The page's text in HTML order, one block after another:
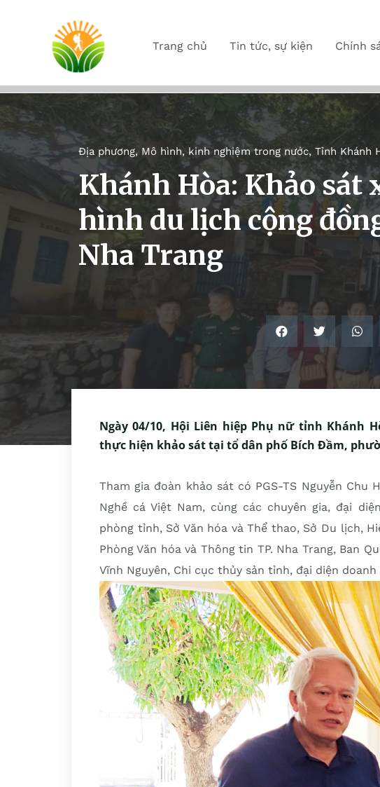
Trang chủ Tin tức, sự kiện Chính
Địa phương, Mô hình, kinh nghiệm trong nước, Tỉnh Khánh
Khánh Hòa: Khảo sát
hình du lịch cộng
Nha Trang
Ngày 04/10, Hội Liên hiệp Phụ nữ tỉnh Khánh
thực hiện khảo sát tại tổ dân phố Bích Đầm,
Tham gia đoàn khảo sát có PGS-TS Nguyễn
Nghề cá Việt Nam, cùng các chuyên gia, đại
phòng tỉnh, Sở Văn hóa và Thể thao, Sở Du lịch,
Phòng Văn hóa và Thông tin TP. Nha Trang, Ban
Vĩnh Nguyên, Chi cục thủy sản tỉnh, đại diện